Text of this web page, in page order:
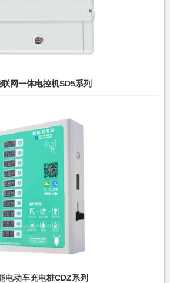
网一体电控机SD5系列
电动车充电桩CDZ系列